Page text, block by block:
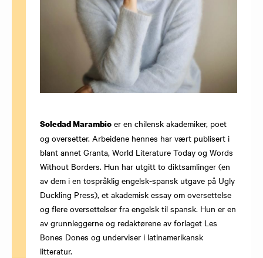
Soledad Marambio er en chilensk akademiker, poet
og oversetter. Arbeidene hennes har vært publisert i
blant annet Granta, World Literature Today og Words
Without Borders. Hun har utgitt to diktsamlinger (en
av dem i en tospråklig engelsk-spansk utgave på Ugly
Duckling Press), et akademisk essay om oversettelse
og flere oversettelser fra engelsk til spansk. Hun er en
av grunnleggerne og redaktørene av forlaget Les
Bones Dones og underviser i latinamerikansk
litteratur.